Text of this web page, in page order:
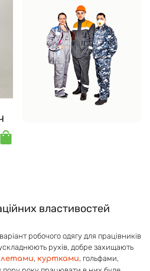
властивостей
робочого одягу для працівників
рухів , добре захищають
, куртками, гольфами,